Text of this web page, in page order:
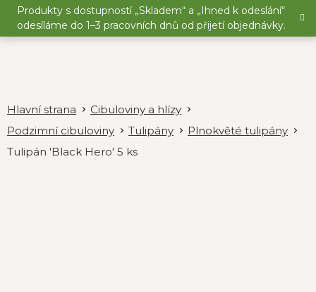
Přejít
obsah
Produkty s dostupností „Skladem“ a „Ihned k odeslání“
odesíláme do 1–3 pracovních dnů od přijetí objednávky.
Cibuloviny a hlízy
Podzimní cibuloviny
Tulipány
Plnokvěté tulipány
Tulipán 'Black Hero' 5 ks